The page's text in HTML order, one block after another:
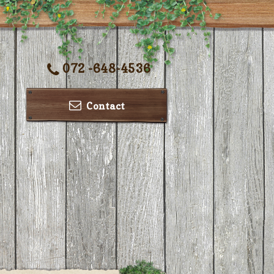
072 -648-4536
Contact